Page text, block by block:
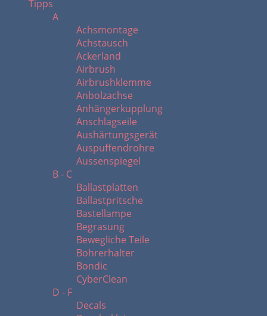
Tipps
A
Achsmontage
Achstausch
Ackerland
Airbrush
Airbrushklemme
Anbolzachse
Anhängerkupplung
Anschlagseile
Aushärtungsgerät
Auspuffendrohre
Aussenspiegel
B - C
Ballastplatten
Ballastpritsche
Bastellampe
Begrasung
Bewegliche Teile
Bohrerhalter
Bondic
CyberClean
D - F
Decals